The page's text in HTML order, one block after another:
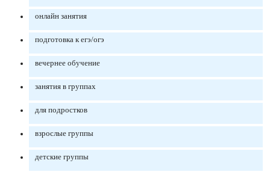
онлайн занятия
подготовка к егэ/огэ
вечернее обучение
занятия в группах
для подростков
взрослые группы
детские группы